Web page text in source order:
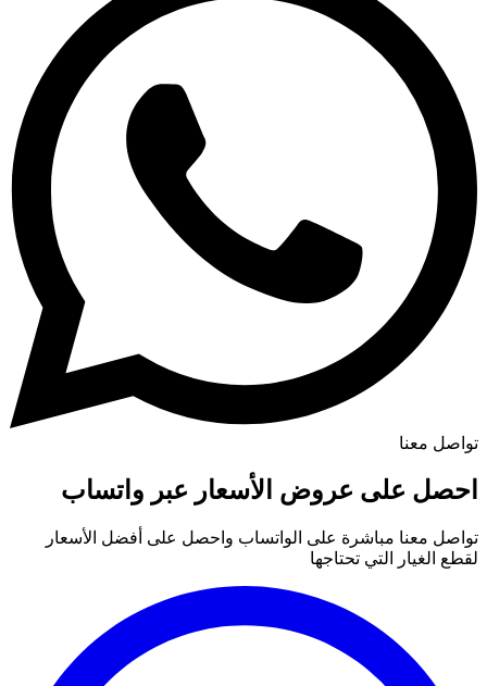
تواصل معنا
احصل على عروض الأسعار عبر واتساب
تواصل معنا مباشرة على الواتساب واحصل على أفضل الأسعار
لقطع الغيار التي تحتاجها